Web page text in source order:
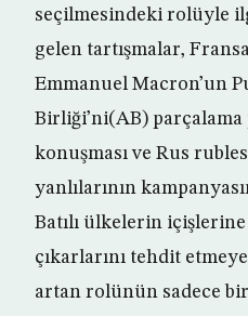
seçilmesindeki rolüyle
gelen tartışmalar,
Emmanuel Macron’un
Birliği’ni(AB) parçalama
konuşması ve Rus
yanlılarının
Batılı ülkelerin
çıkarlarını tehdit
artan rolünün sadece